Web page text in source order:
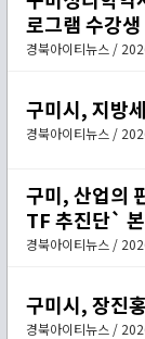
로그램 수강생
경북아이티뉴스 /
구미시, 지방
경북아이티뉴스 /
구미, 산업의
TF 추진단`
경북아이티뉴스 /
구미시, 장진
경북아이티뉴스 /